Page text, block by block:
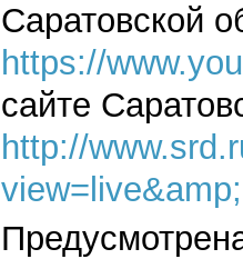
Саратовской
https://
сайте
http://